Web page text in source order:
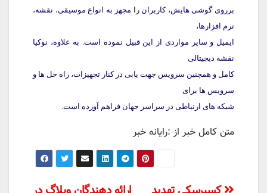
برروی گوشی هایش، کاربران را مجهز به انواع موسیقی، نقشه،
نرم افزارها،
ایمیل و سایر مواردی از این قبیل نموده است. به علاوه، نوکیا
نقشه دیجیتالی
کامل و همچنین سرویس جهت یابی در کنار تجهیزات، راه حل ها و
سرویس ها برای
شبکه های ارتباطی در سراسر جهان فراهم آورده است.
متن کامل خبر از :رایانه خبر